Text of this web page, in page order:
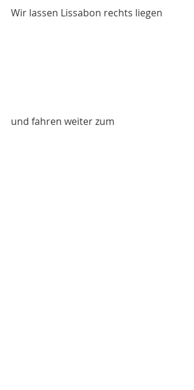
Wir lassen Lissabon rechts liegen
und fahren weiter zum